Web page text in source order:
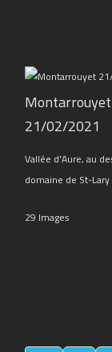
Montarrouyet
21/02/2021
Vallée d'Aure, au
domaine de St-Lary
29 Images